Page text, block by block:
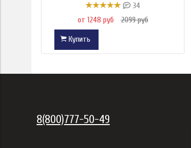
34
от 1248 руб
2099 руб
Купить
8(800)777-50-49